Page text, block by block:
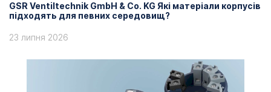
GSR Ventiltechnik GmbH & Co. KG Які матеріали корпусів
підходять для певних середовищ?
23 липня 2026